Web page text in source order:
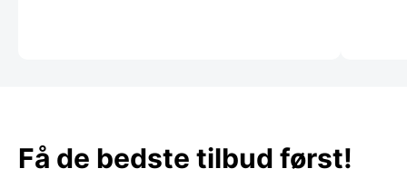
Få de bedste tilbud først!